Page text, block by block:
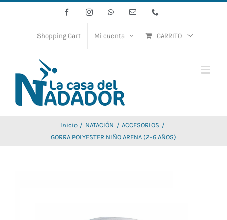
FacebookInstagramWhatsAppCorreo
Shopping Cart Mi cuenta CARRITO
Inicio NATACIÓN
ACCESORIOS
GORRA POLYESTER NIÑO ARENA (2-6 AÑOS)